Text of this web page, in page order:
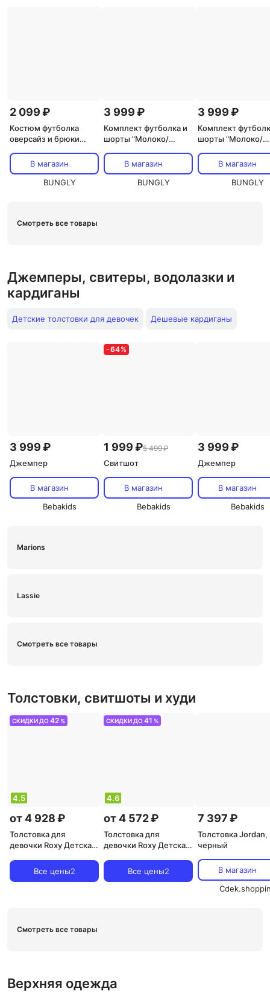
2 099 ₽
Костюм футболка
оверсайз и брюки
леопард"В магазин
BUNGLY
3 999 ₽
Комплект футболка и
шорты "Молоко/
В магазин
BUNGLY
3 999 ₽
Комплект
шорты "Молоко/
В магазин
BUNGLY
Смотреть все товары
Джемперы, свитеры, водолазки и
кардиганы
Детские толстовки для девочек Дешевые кардиганы
3 999 ₽
Джемпер
В магазин
Bebakids
-64%
1 999 ₽5 499 ₽
Свитшот
В магазин
Bebakids
3 999 ₽
Джемпер
В магазин
Bebakids
Marions
Lassie
Смотреть все товары
Толстовки, свитшоты и худи
СКИДКИ ДО42 %
4.5
от 4 928 ₽
Толстовка для
девочки Roxy Детская
Blurry Cloud, розовый
Все цены2
СКИДКИ ДО41 %
4.6
от 4 572 ₽
Толстовка для
девочки Roxy Детская
Miles, синий/розовый
Все цены2
7 397 ₽
Толстовка Jordan,
черный
В магазин
Смотреть все товары
Верхняя одежда